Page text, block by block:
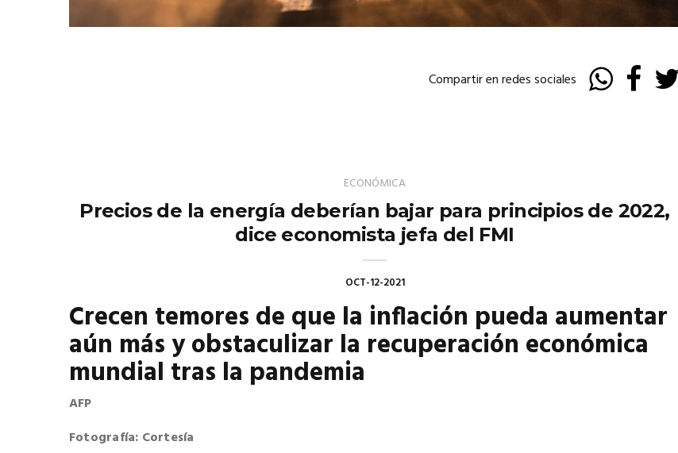
Compartir en redes sociales
ECONÓMICA
Precios de la energía deberían bajar para principios de 2022,
dice economista jefa del FMI
OCT-12-2021
Crecen temores de que la inflación pueda aumentar
aún más y obstaculizar la recuperación económica
mundial tras la pandemia
AFP
Fotografía: Cortesía